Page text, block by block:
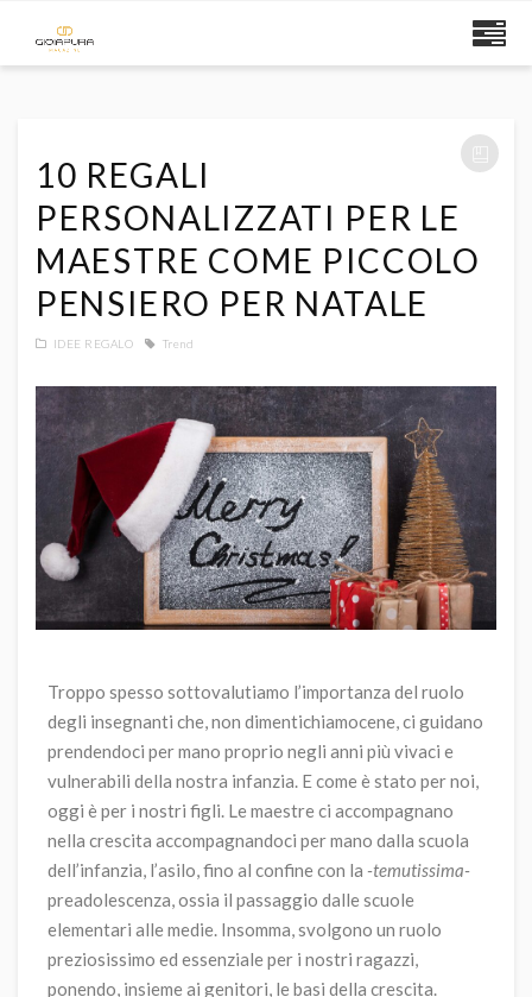
10 REGALI
PERSONALIZZATI PER LE
MAESTRE COME PICCOLO
PENSIERO PER NATALE
IDEE REGALO Trend
Troppo spesso sottovalutiamo l’importanza del ruolo
degli insegnanti che, non dimentichiamocene, ci guidano
prendendoci per mano proprio negli anni più vivaci e
vulnerabili della nostra infanzia. E come è stato per noi,
oggi è per i nostri figli. Le maestre ci accompagnano
nella crescita accompagnandoci per mano dalla scuola
dell’infanzia, l’asilo, fino al confine con la -temutissima-
preadolescenza, ossia il passaggio dalle scuole
elementari alle medie. Insomma, svolgono un ruolo
preziosissimo ed essenziale per i nostri ragazzi,
ponendo, insieme ai genitori, le basi della crescita.